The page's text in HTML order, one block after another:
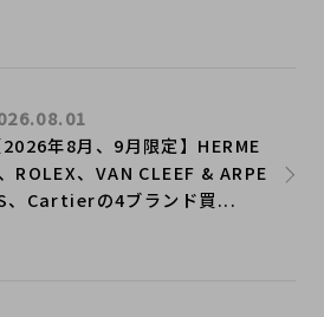
2026年8月、9月限定】HERME
ROLEX、VAN CLEEF & ARPE
、Cartierの4ブランド買...